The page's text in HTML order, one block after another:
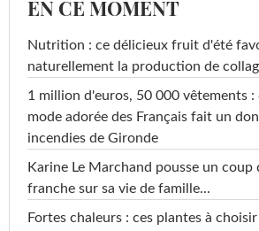
EN CE MOMENT
Nutrition : ce délicieux fruit d'été
naturellement la production de
1 million d'euros, 50 000 vêtements :
mode adorée des Français fait un
incendies de Gironde
Karine Le Marchand pousse un coup
franche sur sa vie de famille...
Fortes chaleurs : ces plantes à